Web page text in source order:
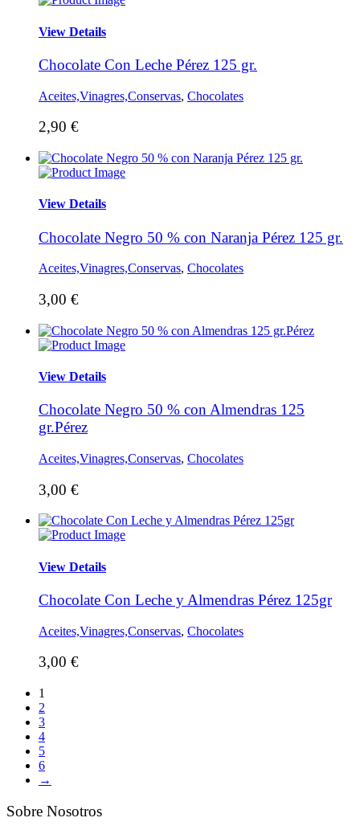
View Details
Chocolate Con Leche Pérez 125 gr.
Aceites,Vinagres,Conservas, Chocolates
2,90 €
View Details
Chocolate Negro 50 % con Naranja Pérez 125 gr.
Aceites,Vinagres,Conservas, Chocolates
3,00 €
View Details
Chocolate Negro 50 % con Almendras 125
gr.Pérez
Aceites,Vinagres,Conservas, Chocolates
3,00 €
View Details
Chocolate Con Leche y Almendras Pérez 125gr
Aceites,Vinagres,Conservas, Chocolates
3,00 €
1
2
3
4
5
6
→
Sobre Nosotros